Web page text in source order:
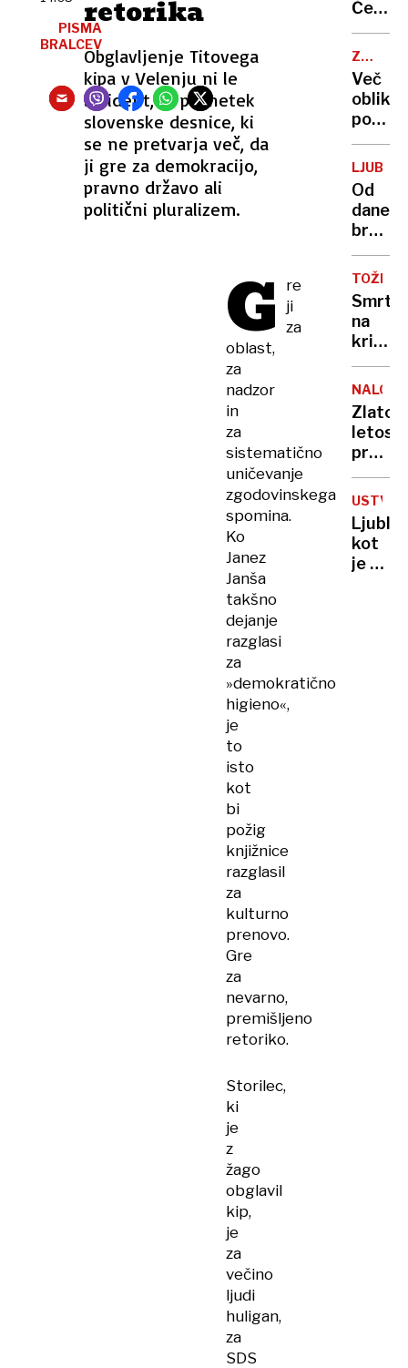
retorika
Obglavljenje Titovega
kipa v Velenju ni le
incident, je posnetek
slovenske desnice, ki
se ne pretvarja več, da
ji gre za demokracijo,
pravno državo ali
politični pluralizem.
PISMA
BRALCEV
G
re
ji
za
oblast,
za
nadzor
in
za
sistematično
uničevanje
zgodovinskega
spomina.
Ko
Janez
Janša
takšno
dejanje
razglasi
za
»demokratično
higieno«,
je
to
isto
kot
bi
požig
knjižnice
razglasil
za
kulturno
prenovo.
Gre
za
nevarno,
premišljeno
retoriko.
Storilec,
ki
je
z
žago
obglavil
kip,
je
za
večino
ljudi
huligan,
za
SDS
na
Če
na
vas
takoj
vržem
z
letala
OB
18H
Več
oblik
Od
danes
za
naselje
in
2
TOŽBA
Smrt
na
po
33
pijačah
v
baru
se je
oče
zgrudil
in
umrl
Zlato
letos
že
50
se
bo
zlata
kot
je ne